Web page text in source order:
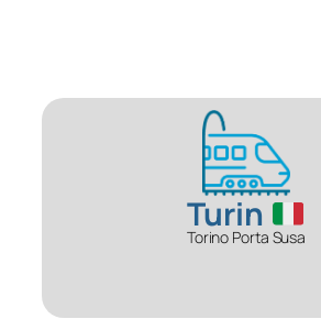
Turin
Torino Porta Susa